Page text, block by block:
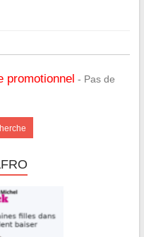
promotionnel - Pas de